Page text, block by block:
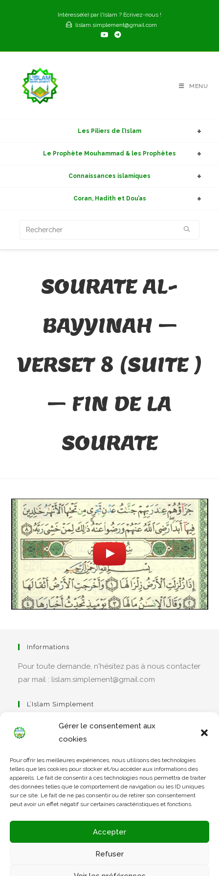
Gérer le consentement aux
cookies
Pour offrir les meilleures expériences, nous utilisons des technologies
telles que les cookies pour stocker et/ou accéder aux informations des
appareils. Le fait de consentir à ces technologies nous permettra de traiter
des données telles que le comportement de navigation ou les ID uniques
sur ce site. Le fait de ne pas consentir ou de retirer son consentement
peut avoir un effet négatif sur certaines caractéristiques et fonctions.
Accepter
Refuser
Intéressé(e) par l'Islam ? Ecrivez-nous !
lislam.simplement@gmail.com
MENU
Les Piliers de l’Islam
Le Prophète Mouhammad & les Prophètes
Connaissances islamiques
Coran, Hadith et Dou’as
SOURATE AL-
BAYYINAH –
VERSET 8 (SUITE )
– FIN DE LA
SOURATE
Informations
Pour toute demande, n'hésitez pas à nous contacter
par mail : lislam.simplement@gmail.com
L’Islam Simplement
dans
un
nouvel
onglet
Apprendre Le Coran Simplement